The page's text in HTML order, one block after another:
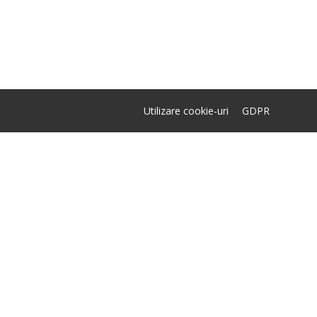
Utilizare cookie-uri GDPR